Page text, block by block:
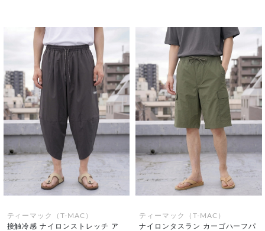
ティーマック（T-MAC）
接触冷感 ナイロンストレッチ ア
ティーマック（T-MAC）
ナイロンタスラン カーゴハーフパ